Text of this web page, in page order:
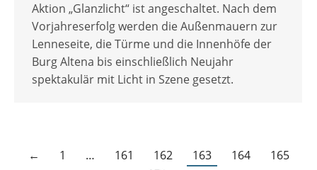
Aktion „Glanzlicht“ ist angeschaltet. Nach dem
Vorjahreserfolg werden die Außenmauern zur
Lenneseite, die Türme und die Innenhöfe der
Burg Altena bis einschließlich Neujahr
spektakulär mit Licht in Szene gesetzt.
← 1 … 161 162 163 164
165